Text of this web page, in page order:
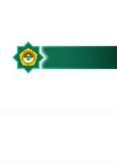
content